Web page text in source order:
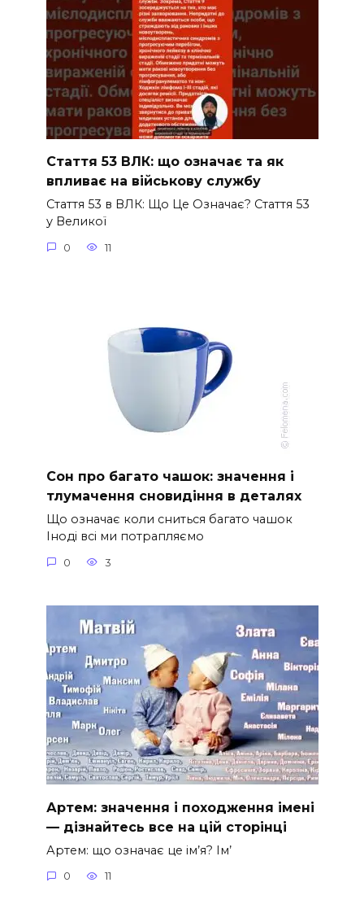
Стаття 53 ВЛК: що означає та як
впливає на військову службу
Стаття 53 в ВЛК: Що Це Означає? Стаття 53
у Великої
0 11
Сон про багато чашок: значення і
тлумачення сновидіння в деталях
Що означає коли сниться багато чашок
Іноді всі ми потрапляємо
0 3
Артем: значення і походження імені
— дізнайтесь все на цій сторінці
Артем: що означає це ім’я? Ім’
0 11